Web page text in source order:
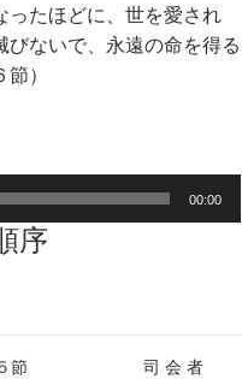
ったほどに、世を愛され
ないで、永遠の命を得る
）
00:00
序
節 司 会 者